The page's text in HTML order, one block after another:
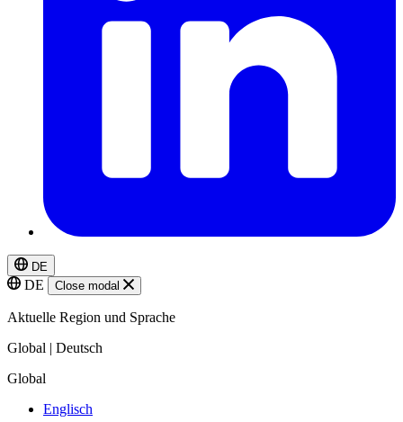
DE
DE Close modal
Aktuelle Region und Sprache
Global | Deutsch
Global
Englisch